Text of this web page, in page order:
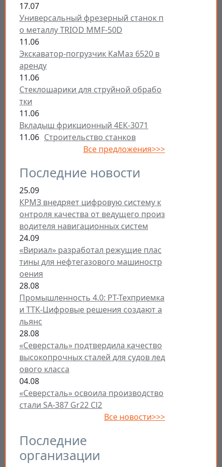
17.07
Универсальный фрезерный станок п
о металлу TRIOD MMF-50D
11.06
Экскаватор-погрузчик КаМаз 6520 в
аренду
11.06
Стеклошарики для струйной обрабо
тки
11.06
Вкладыш фрикционный 4ЕК-3071
11.06 Строительство станков
Все предложения>>>
Последние новости
25.09
КРМЗ внедряет цифровую систему к
онтроля качества от ведущего произ
водителя навигационных систем
24.09
«Вириал» разработал режущие плас
тины для нефтегазового машиностр
оения
28.08
Промышленность 4.0: РТ-Техприемка
и ТТК-Цифровые решения создают а
льянс
28.08
«Северсталь» подтвердила качество
высокопрочных сталей для судов лед
ового класса
04.08
«Северсталь» освоила производство
стали SA-387 Gr22 Cl2
Все новости>>>
Последние
организации